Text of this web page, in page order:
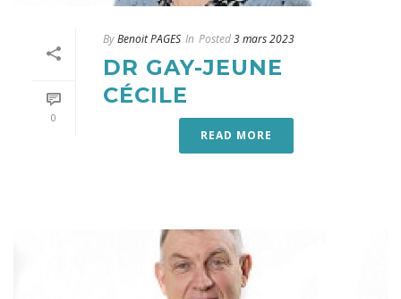
0
ByBenoit PAGES In Posted3 mars 2023
DR GAY-JEUNE
CÉCILE
READ MORE